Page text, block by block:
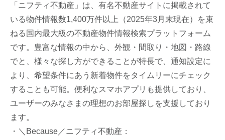
「ニフティ不動産」は、有名不動産サイトに掲載されて
いる物件情報数1,400万件以上（2025年3月末現在）を束
ねる国内最大級の不動産物件情報検索プラットフォーム
です。豊富な情報の中から、外観・間取り・地図・路線
でと、様々な探し方ができることが特長で、通知設定に
より、希望条件にあう新着物件をタイムリーにチェック
することも可能。便利なスマホアプリも提供しており、
ユーザーのみなさまの理想のお部屋探しを支援しており
ます。
・＼Because／ニフティ不動産：